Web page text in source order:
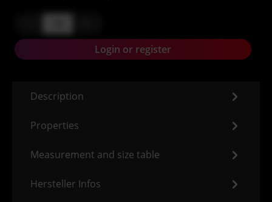
Login or register
Description
Properties
Measurement and size table
Hersteller Infos